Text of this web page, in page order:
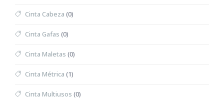
Cinta Cabeza (0)
Cinta Gafas (0)
Cinta Maletas (0)
Cinta Métrica (1)
Cinta Multiusos (0)